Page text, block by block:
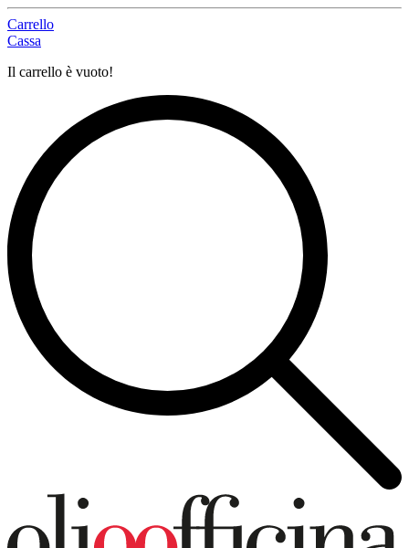
Carrello
Cassa
Il carrello è vuoto!